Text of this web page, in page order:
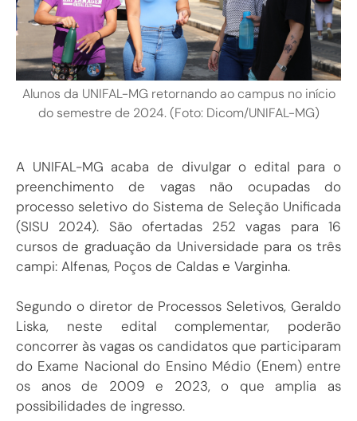
Alunos da UNIFAL-MG retornando ao campus no início
do semestre de 2024. (Foto: Dicom/UNIFAL-MG)
A UNIFAL-MG acaba de divulgar o edital para o
preenchimento de vagas não ocupadas do
processo seletivo do Sistema de Seleção Unificada
(SISU 2024). São ofertadas 252 vagas para 16
cursos de graduação da Universidade para os três
campi: Alfenas, Poços de Caldas e Varginha.
Segundo o diretor de Processos Seletivos, Geraldo
Liska, neste edital complementar, poderão
concorrer às vagas os candidatos que participaram
do Exame Nacional do Ensino Médio (Enem) entre
os anos de 2009 e 2023, o que amplia as
possibilidades de ingresso.